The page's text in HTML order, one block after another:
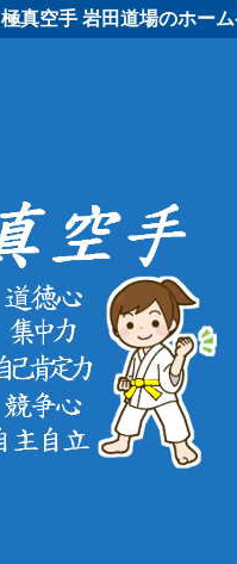
極真空手 岩田道場のホー